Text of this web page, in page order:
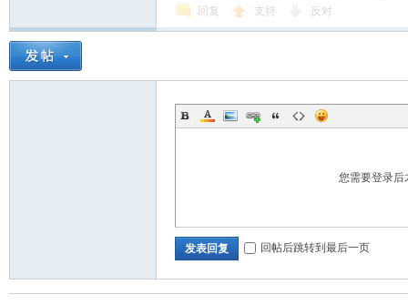
回复 支持 反对
您需要登录
发表回复 回帖后跳转到最后一页